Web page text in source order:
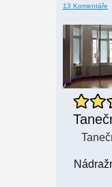
13 Komentáře